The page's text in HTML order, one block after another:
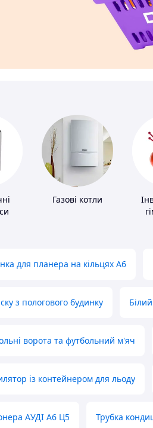
Газові котли
для планера на кільцях А6
з пологового будинку
ворота та футбольний м'яч
із контейнером для льоду
АУДІ А6 Ц5 Трубка